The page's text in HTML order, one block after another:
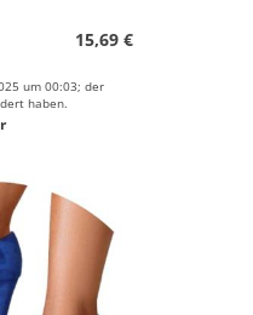
15,69 €
um 00:03; der
haben.